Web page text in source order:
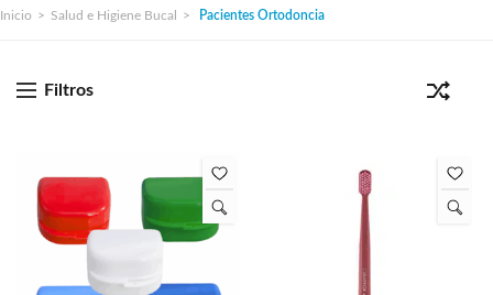
Inicio Salud e Higiene Bucal Pacientes Ortodoncia
Filtros